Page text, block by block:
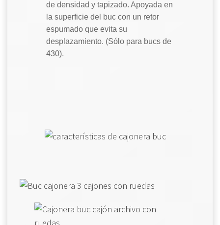
de densidad y tapizado. Apoyada en
la superficie del buc con un retor
espumado que evita su
desplazamiento. (Sólo para bucs de
430).